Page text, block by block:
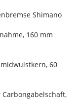
Shimano
160 mm
60
Carbongabelschaft,